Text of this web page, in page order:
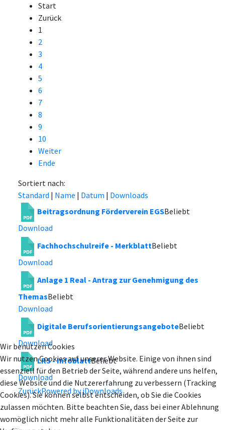
Start
Zurück
1
2
3
4
5
6
7
8
9
10
Weiter
Ende
Sortiert nach:
Standard | Name | Datum | Downloads
Beitragsordnung Förderverein EGSBeliebt
Download
Fachhochschulreife - MerkblattBeliebt
Download
Anlage 1 Real - Antrag zur Genehmigung des
ThemasBeliebt
Download
Digitale BerufsorientierungsangeboteBeliebt
Download
LRS - InfoblattBeliebt
Download
ZurückPowered by jDownloads
Wir benutzen Cookies
Wir nutzen Cookies auf unserer Website. Einige von ihnen sind
essenziell für den Betrieb der Seite, während andere uns helfen,
diese Website und die Nutzererfahrung zu verbessern (Tracking
Cookies). Sie können selbst entscheiden, ob Sie die Cookies
zulassen möchten. Bitte beachten Sie, dass bei einer Ablehnung
womöglich nicht mehr alle Funktionalitäten der Seite zur